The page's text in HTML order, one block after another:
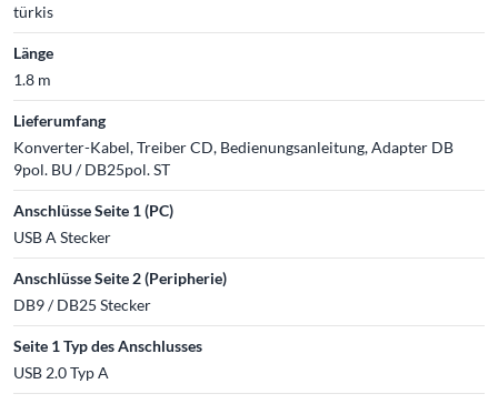
türkis
Länge
1.8 m
Lieferumfang
Konverter-Kabel, Treiber CD, Bedienungsanleitung, Adapter DB
9pol. BU / DB25pol. ST
Anschlüsse Seite 1 (PC)
USB A Stecker
Anschlüsse Seite 2 (Peripherie)
DB9 / DB25 Stecker
Seite 1 Typ des Anschlusses
USB 2.0 Typ A